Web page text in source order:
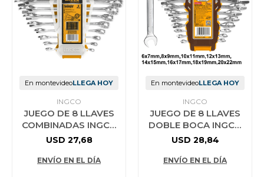
En montevideoLLEGA HOY
INGCO
JUEGO DE 8 LLAVES
COMBINADAS INGCO
6-19MM HKSPA1088
USD 27,68
ENVÍO EN EL DÍA
En montevideoLLEGA HOY
INGCO
JUEGO DE 8 LLAVES
DOBLE BOCA INGCO
6-22MM HKSPA2088
USD 28,84
ENVÍO EN EL DÍA